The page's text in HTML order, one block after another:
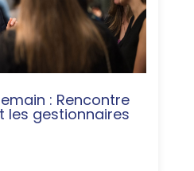
: Rencontre
les gestionnaires